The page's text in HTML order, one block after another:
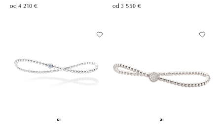
od 4 210 € od 3 550 €